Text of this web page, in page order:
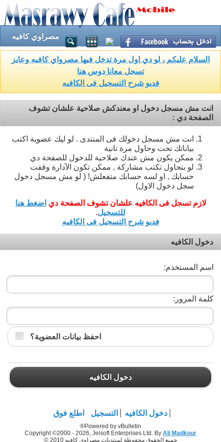
مصراوي كافيه
السلام عليكم ، لو دي اول مرة تدخل فيها مصرواي كافيه وعايز
تسجل معانا دوس هنا
فديو شرح التسجيل فى الكافيه
انت مش مسجل دخول او معندكش صلاحية علشان تشوف
الصفحة دي :
انت مش مسجل دخولك فى المنتدى . لو ليك عضوية اكتب
بياناتك تحت وحاول مرة تانية
ممكن يكون مش عندك صلاحية للدخول للصفحة دي
لو بتحاول تكتب مشاركة , ممكن تكون الآدارة وقفت
حسابك , او لسه حسابك متفعلش! ( لو مش مسجل دخول
سجل دخول الاول)
لازم تسجل فى الكافيه علشان تشوف الصفحة دي اضغط هنا
للتسجيل.
فديو شرح التسجيل فى الكافيه
دخول الكافيه
اسم المستخدم:
كلمة المرور:
احفظ بيانات العضوية؟
دخول الكافيه
دخول الكافيه التسجيل اطلع فوق
Powered by vBulletin®
Copyright ©2000 - 2026, Jelsoft Enterprises Ltd. By Ali Madkour
جميع الحقوق محفوظة لمنتديات مصراوي كافيه 2010 ©